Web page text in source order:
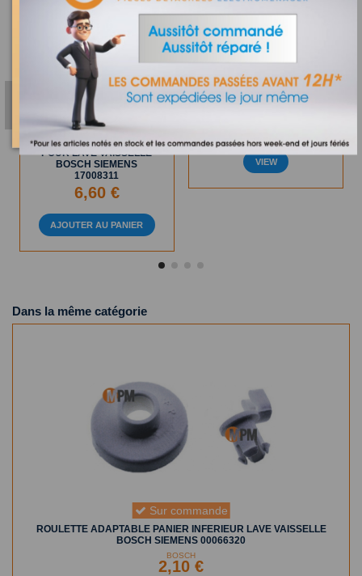
En Stock
FILTRE FIN ADAPTABLE
POUR LAVE VAISSELLE
BOSCH SIEMENS
17008311
6,60 €
AJOUTER AU PANIER
Définitivement épuisé
00493409 - CHAMBRE DE
VIEW
Dans la même catégorie
Sur commande
ROULETTE ADAPTABLE PANIER INFERIEUR LAVE VAISSELLE
BOSCH SIEMENS 00066320
BOSCH
2,10 €